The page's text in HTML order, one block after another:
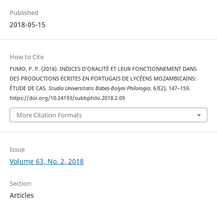
Published
2018-05-15
How to Cite
FUMO, P. P. (2018). INDICES D’ORALITÉ ET LEUR FONCTIONNEMENT DANS
DES PRODUCTIONS ÉCRITES EN PORTUGAIS DE LYCÉENS MOZAMBICAINS:
ÉTUDE DE CAS. Studia Universitatis Babeș-Bolyai Philologia, 63(2), 147–159.
https://doi.org/10.24193/subbphilo.2018.2.09
More Citation Formats
Issue
Volume 63, No. 2, 2018
Section
Articles